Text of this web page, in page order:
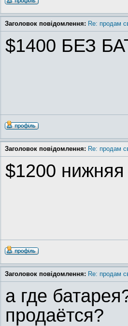
Заголовок повідомлення: Re: продам
$1400 БЕЗ
Заголовок повідомлення: Re: продам
$1200
Заголовок повідомлення: Re: продам
а где
продаётся?